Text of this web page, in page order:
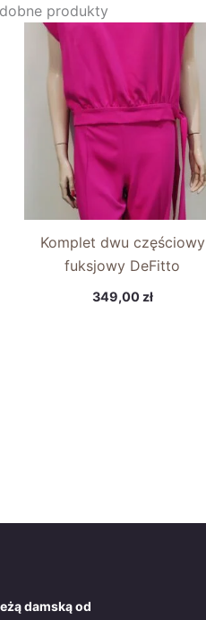
produkty
Komplet dwu częściowy
fuksjowy DeFitto
349,00 zł
damską od